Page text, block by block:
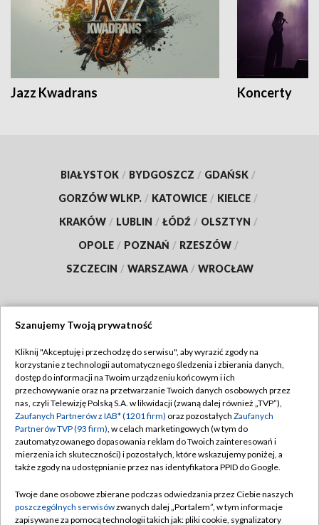
Jazz Kwadrans Koncerty
BIAŁYSTOK / BYDGOSZCZ / GDAŃSK /
GORZÓW WLKP. / KATOWICE / KIELCE /
KRAKÓW / LUBLIN / ŁÓDŹ / OLSZTYN /
OPOLE / POZNAŃ / RZESZÓW /
SZCZECIN / WARSZAWA / WROCŁAW
TVP
Abonament TVP
Emisja w TVP
Centrum informacji TVP
Naziemna Telewizja Cyfrowa
Rada Programowa
Regulamin TVP
Polityka prywatności
Moje zgody
Pomoc
Kontakt
Szanujemy Twoją prywatność
Kliknij "Akceptuję i przechodzę do serwisu", aby wyrazić zgody na
korzystanie z technologii automatycznego śledzenia i zbierania danych,
dostęp do informacji na Twoim urządzeniu końcowym i ich
przechowywanie oraz na przetwarzanie Twoich danych osobowych przez
nas, czyli Telewizję Polską S.A. w likwidacji (zwaną dalej również „TVP”),
Zaufanych Partnerów z IAB* (1201 firm) oraz pozostałych Zaufanych
Partnerów TVP (93 firm), w celach marketingowych (w tym do
zautomatyzowanego dopasowania reklam do Twoich zainteresowań i
mierzenia ich skuteczności) i pozostałych, które wskazujemy poniżej, a
także zgody na udostępnianie przez nas identyfikatora PPID do Google.
Twoje dane osobowe zbierane podczas odwiedzania przez Ciebie naszych
poszczególnych serwisówzwanych dalej „Portalem”, w tym informacje
zapisywane za pomocą technologii takich jak: pliki cookie, sygnalizatory